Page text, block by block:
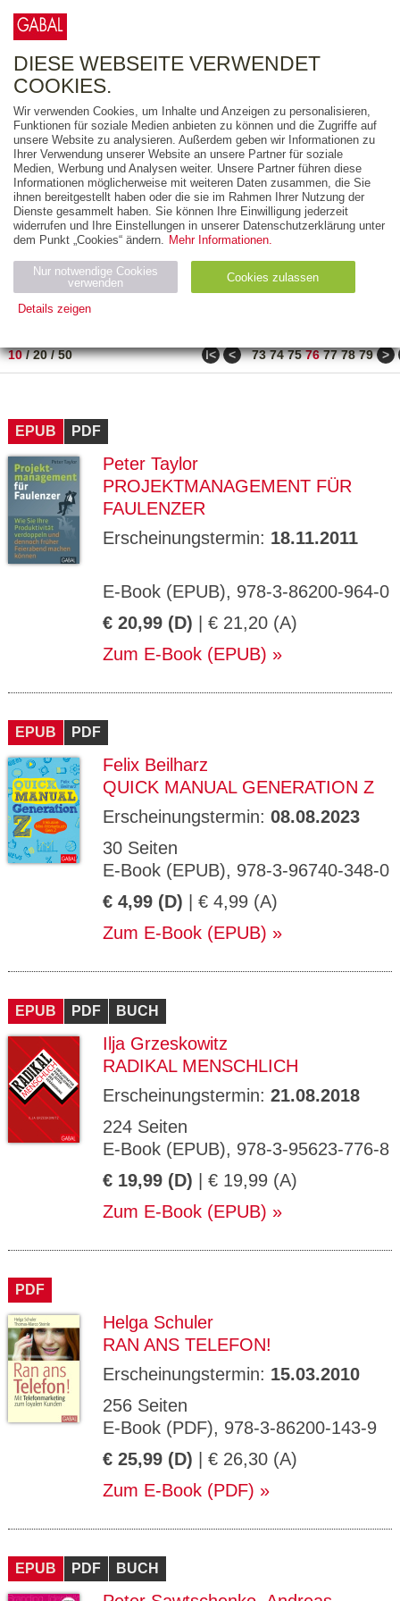
FREITEXT
AUSGABEART
AUS DER REIHE
ZUM THEMA
Neuerscheinung
Bestseller
PREIS
10/20/50 ǀ< < 73 74 75 76 77 78 79 >
EPUB PDF
Peter Taylor
PROJEKTMANAGEMENT FÜR
FAULENZER
Erscheinungstermin: 18.11.2011
E-Book (EPUB), 978-3-86200-964-0
€ 20,99 (D) | € 21,20 (A)
Zum E-Book (EPUB)
EPUB PDF
Felix Beilharz
QUICK MANUAL GENERATION Z
Erscheinungstermin: 08.08.2023
30 Seiten
E-Book (EPUB), 978-3-96740-348-0
€ 4,99 (D) | € 4,99 (A)
Zum E-Book (EPUB)
EPUB PDF BUCH
Ilja Grzeskowitz
RADIKAL MENSCHLICH
Erscheinungstermin: 21.08.2018
224 Seiten
E-Book (EPUB), 978-3-95623-776-8
€ 19,99 (D) | € 19,99 (A)
Zum E-Book (EPUB)
PDF
Helga Schuler
RAN ANS TELEFON!
Erscheinungstermin: 15.03.2010
256 Seiten
E-Book (PDF), 978-3-86200-143-9
€ 25,99 (D) | € 26,30 (A)
Zum E-Book (PDF)
EPUB PDF BUCH
DIESE WEBSEITE VERWENDET
COOKIES.
Wir verwenden Cookies, um Inhalte und Anzeigen zu personalisieren,
Funktionen für soziale Medien anbieten zu können und die Zugriffe auf
unsere Website zu analysieren. Außerdem geben wir Informationen zu
Ihrer Verwendung unserer Website an unsere Partner für soziale
Medien, Werbung und Analysen weiter. Unsere Partner führen diese
Informationen möglicherweise mit weiteren Daten zusammen, die Sie
ihnen bereitgestellt haben oder die sie im Rahmen Ihrer Nutzung der
Dienste gesammelt haben. Sie können Ihre Einwilligung jederzeit
widerrufen und Ihre Einstellungen in unserer Datenschutzerklärung unter
dem Punkt „Cookies“ ändern. Mehr Informationen.
Nur notwendige Cookies
verwenden
Cookies zulassen
Details zeigen
Name Zweck
ESSION
_ID
verlag.
de
GV_CO
OKIES
gabal-
Speichert den Zustimmungsstatus des
Benutzers für Cookies auf der aktuellen
Domäne.
ge